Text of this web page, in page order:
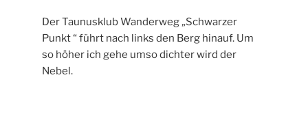
Der Taunusklub Wanderweg „Schwarzer
Punkt “ führt nach links den Berg hinauf. Um
so höher ich gehe umso dichter wird der
Nebel.